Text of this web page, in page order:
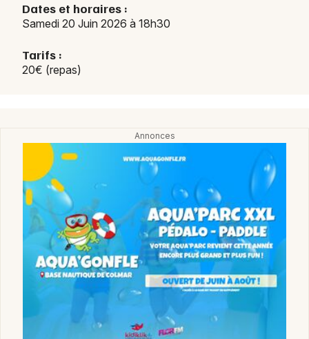
68 - Haut-Rhin
Je m'abonne
Dates et horaires :
Samedi 20 Juin 2026 à 18h30
Tarifs :
20€ (repas)